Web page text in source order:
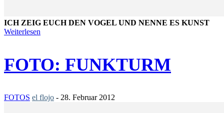
ICH ZEIG EUCH DEN VOGEL UND NENNE ES KUNST
Weiterlesen
FOTO: FUNKTURM
FOTOS el flojo - 28. Februar 2012